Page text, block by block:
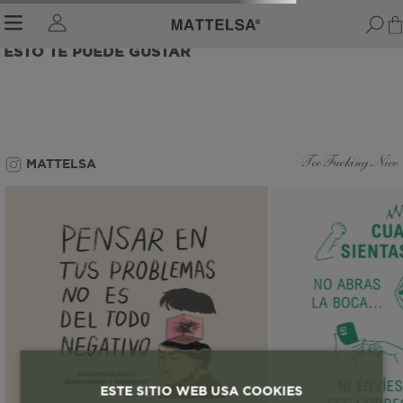
ESTO TE PUEDE GUSTAR
MATTELSA Too Fucking Nice
ESTE SITIO WEB USA COOKIES